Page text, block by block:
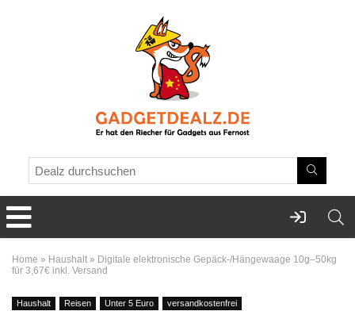
Home » Haushalt » Digitale elektronische Gepäck-/Hängewaage 10g–50kg
für 3,67€ inkl. Versand
Haushalt Reisen Unter 5 Euro versandkostenfrei